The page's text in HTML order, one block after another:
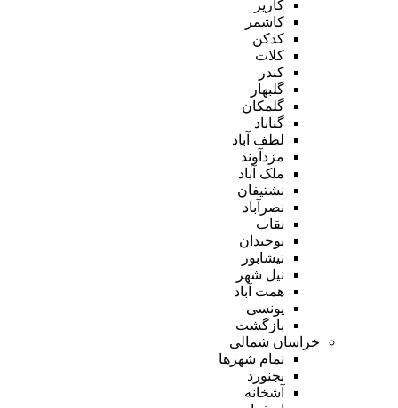
کاریز
کاشمر
کدکن
کلات
کندر
گلبهار
گلمکان
گناباد
لطف آباد
مزدآوند
ملک آباد
نشتیفان
نصرآباد
نقاب
نوخندان
نیشابور
نیل شهر
همت آباد
یونسی
بازگشت
خراسان شمالی
تمام شهر‌ها
بجنورد
آشخانه